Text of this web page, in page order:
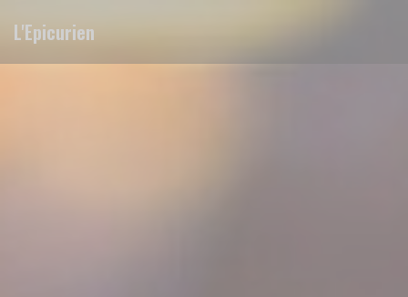
L'Epicurien